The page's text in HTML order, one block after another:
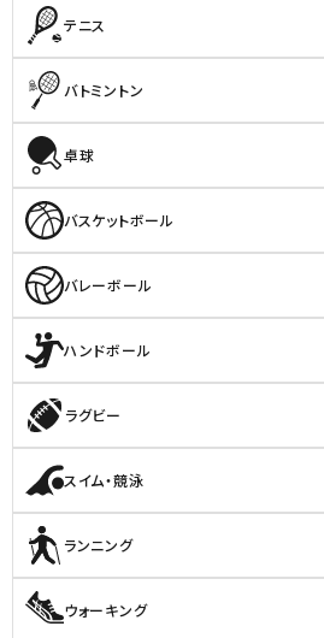
テニス
バトミントン
卓球
バスケットボール
バレーボール
ハンドボール
ラグビー
スイム・競泳
ランニング
ウォーキング